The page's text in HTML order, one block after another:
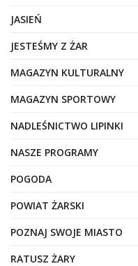
JASIEŃ
JESTEŚMY Z ŻAR
MAGAZYN KULTURALNY
MAGAZYN SPORTOWY
NADLEŚNICTWO LIPINKI
NASZE PROGRAMY
POGODA
POWIAT ŻARSKI
POZNAJ SWOJE MIASTO
RATUSZ ŻARY